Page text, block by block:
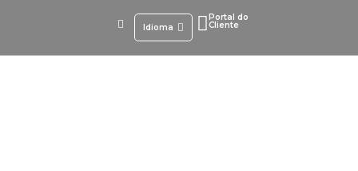
Idioma
Portal do
Cliente